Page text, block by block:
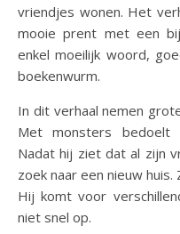
vriendjes wonen. Het
mooie prent met een
enkel moeilijk woord,
boekenwurm.
In dit verhaal nemen
Met monsters bedoelt
Nadat hij ziet dat al zijn
zoek naar een nieuw
Hij komt voor
niet snel op.